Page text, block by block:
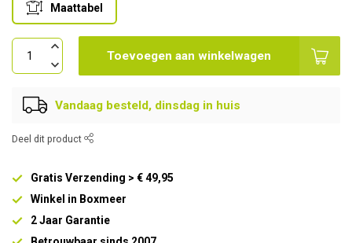
Maattabel
Toevoegen aan winkelwagen
Vandaag besteld, dinsdag in huis
Deel dit product
Gratis Verzending > € 49,95
Winkel in Boxmeer
2 Jaar Garantie